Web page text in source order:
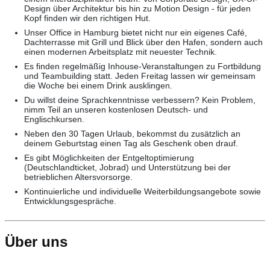
Design über Architektur bis hin zu Motion Design - für jeden
Kopf finden wir den richtigen Hut.
Unser Office in Hamburg bietet nicht nur ein eigenes Café,
Dachterrasse mit Grill und Blick über den Hafen, sondern auch
einen modernen Arbeitsplatz mit neuester Technik.
Es finden regelmäßig Inhouse-Veranstaltungen zu Fortbildung
und Teambuilding statt. Jeden Freitag lassen wir gemeinsam
die Woche bei einem Drink ausklingen.
Du willst deine Sprachkenntnisse verbessern? Kein Problem,
nimm Teil an unseren kostenlosen Deutsch- und
Englischkursen.
Neben den 30 Tagen Urlaub, bekommst du zusätzlich an
deinem Geburtstag einen Tag als Geschenk oben drauf.
Es gibt Möglichkeiten der Entgeltoptimierung
(Deutschlandticket, Jobrad) und Unterstützung bei der
betrieblichen Altersvorsorge.
Kontinuierliche und individuelle Weiterbildungsangebote sowie
Entwicklungsgespräche.
Über uns